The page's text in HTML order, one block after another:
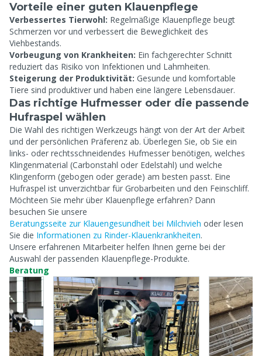
Vorteile einer guten Klauenpflege
Verbessertes Tierwohl: Regelmäßige Klauenpflege beugt
Schmerzen vor und verbessert die Beweglichkeit des
Viehbestands.
Vorbeugung von Krankheiten: Ein fachgerechter Schnitt
reduziert das Risiko von Infektionen und Lahmheiten.
Steigerung der Produktivität: Gesunde und komfortable
Tiere sind produktiver und haben eine längere Lebensdauer.
Das richtige Hufmesser oder die passende
Hufraspel wählen
Die Wahl des richtigen Werkzeugs hängt von der Art der Arbeit
und der persönlichen Präferenz ab. Überlegen Sie, ob Sie ein
links- oder rechtsschneidendes Hufmesser benötigen, welches
Klingenmaterial (Carbonstahl oder Edelstahl) und welche
Klingenform (gebogen oder gerade) am besten passt. Eine
Hufraspel ist unverzichtbar für Grobarbeiten und den Feinschliff.
Möchteen Sie mehr über Klauenpflege erfahren? Dann
besuchen Sie unsere
Beratungsseite zur Klauengesundheit bei Milchvieh oder lesen
Sie die Informationen zu Rinder-Klauenkrankheiten.
Unsere erfahrenen Mitarbeiter helfen Ihnen gerne bei der
Auswahl der passenden Klauenpflege-Produkte.
Beratung